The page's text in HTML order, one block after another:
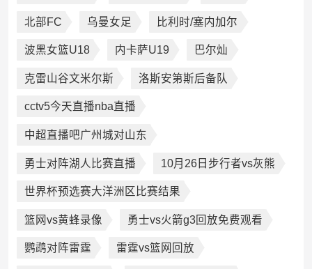
北部FC 乌曼女足 比利时/塞内加尔
波黑女篮U18 内卡萨U19 巴尔灿
克雷山谷文米尔斯 洛斯安第斯后备队
cctv5今天直播nba直播
中超直播吧广州城对山东
勇士对阵湖人比赛直播 10月26日步行者vs灰熊
世界杯预选赛大洋洲区比赛结果
篮网vs黄蜂录像 勇士vs火箭g3回放免费观看
鹦鹉对阵雷霆 雷霆vs篮网回放